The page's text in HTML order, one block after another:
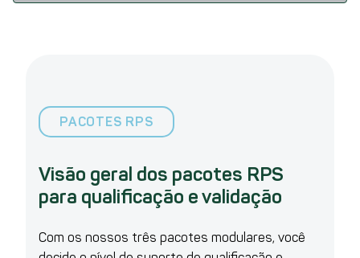
PACOTES RPS
Visão geral dos pacotes RPS
para qualificação e validação
Com os nossos três pacotes modulares, você